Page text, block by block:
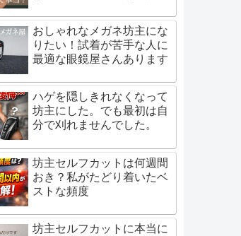
おしゃれなメガネ坊主にな
りたい！試着が苦手な人に
最適な眼鏡屋さんあります
ハゲを隠しきれなくなって
坊主にした。でも最初は自
分で刈れませんでした。
坊主セルフカットは何週間
おき？私がたどり着いたベ
ストな頻度
坊主セルフカットに本当に